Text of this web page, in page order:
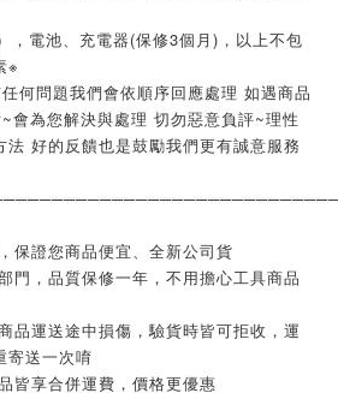
，電池、充電器(保修3個月)，以上不包
※
何問題我們會依順序回應處理 如遇商品
會為您解決與處理 切勿惡意負評~理性
法 好的反饋也是鼓勵我們更有誠意服務
保證您商品便宜、全新公司貨
門，品質保修一年，不用擔心工具商品
品運送途中損傷，驗貨時皆可拒收，運
寄送一次唷
皆享合併運費，價格更優惠